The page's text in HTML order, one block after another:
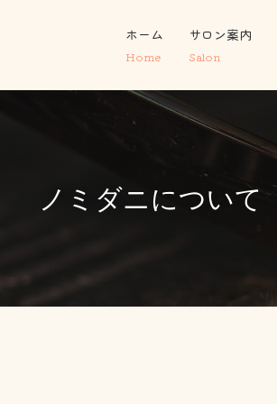
ホーム
Home
サロン案内
Salon
ノミダニについて